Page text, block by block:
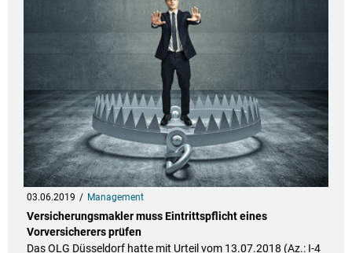
03.06.2019 Management
Versicherungsmakler muss Eintrittspflicht eines
Vorversicherers prüfen
Das OLG Düsseldorf hatte mit Urteil vom 13.07.2018 (Az.: I-4